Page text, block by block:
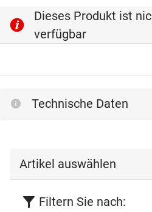
Dieses Produkt ist
verfügbar
Technische Daten
Artikel auswählen
Filtern Sie nach: